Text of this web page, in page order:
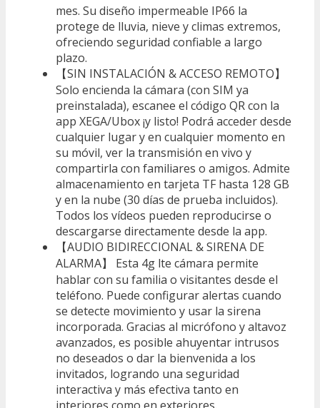
mes. Su diseño impermeable IP66 la
protege de lluvia, nieve y climas extremos,
ofreciendo seguridad confiable a largo
plazo.
【SIN INSTALACIÓN & ACCESO REMOTO】
Solo encienda la cámara (con SIM ya
preinstalada), escanee el código QR con la
app XEGA/Ubox ¡y listo! Podrá acceder desde
cualquier lugar y en cualquier momento en
su móvil, ver la transmisión en vivo y
compartirla con familiares o amigos. Admite
almacenamiento en tarjeta TF hasta 128 GB
y en la nube (30 días de prueba incluidos).
Todos los vídeos pueden reproducirse o
descargarse directamente desde la app.
【AUDIO BIDIRECCIONAL & SIRENA DE
ALARMA】 Esta 4g lte cámara permite
hablar con su familia o visitantes desde el
teléfono. Puede configurar alertas cuando
se detecte movimiento y usar la sirena
incorporada. Gracias al micrófono y altavoz
avanzados, es posible ahuyentar intrusos
no deseados o dar la bienvenida a los
invitados, logrando una seguridad
interactiva y más efectiva tanto en